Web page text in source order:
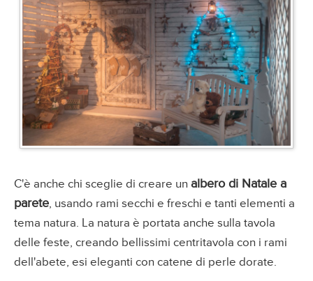
C'è anche chi sceglie di creare un albero di Natale a
parete, usando rami secchi e freschi e tanti elementi a
tema natura. La natura è portata anche sulla tavola
delle feste, creando bellissimi centritavola con i rami
dell'abete, esi eleganti con catene di perle dorate.